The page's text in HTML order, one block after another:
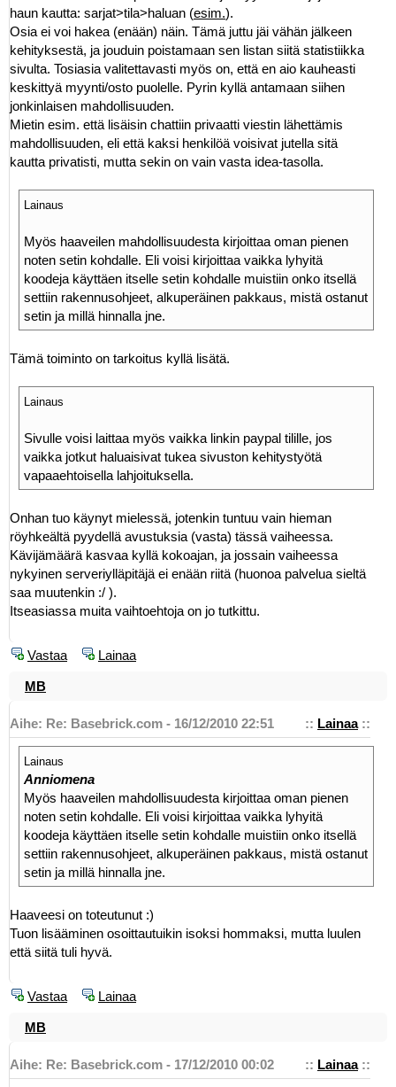
haun kautta: sarjat>tila>haluan (esim.).
Osia ei voi hakea (enään) näin. Tämä juttu jäi vähän jälkeen
kehityksestä, ja jouduin poistamaan sen listan siitä statistiikka
sivulta. Tosiasia valitettavasti myös on, että en aio kauheasti
keskittyä myynti/osto puolelle. Pyrin kyllä antamaan siihen
jonkinlaisen mahdollisuuden.
Mietin esim. että lisäisin chattiin privaatti viestin lähettämis
mahdollisuuden, eli että kaksi henkilöä voisivat jutella sitä
kautta privatisti, mutta sekin on vain vasta idea-tasolla.
Lainaus
Myös haaveilen mahdollisuudesta kirjoittaa oman pienen
noten setin kohdalle. Eli voisi kirjoittaa vaikka lyhyitä
koodeja käyttäen itselle setin kohdalle muistiin onko itsellä
settiin rakennusohjeet, alkuperäinen pakkaus, mistä ostanut
setin ja millä hinnalla jne.
Tämä toiminto on tarkoitus kyllä lisätä.
Lainaus
Sivulle voisi laittaa myös vaikka linkin paypal tilille, jos
vaikka jotkut haluaisivat tukea sivuston kehitystyötä
vapaaehtoisella lahjoituksella.
Onhan tuo käynyt mielessä, jotenkin tuntuu vain hieman
röyhkeältä pyydellä avustuksia (vasta) tässä vaiheessa.
Kävijämäärä kasvaa kyllä kokoajan, ja jossain vaiheessa
nykyinen serveriylläpitäjä ei enään riitä (huonoa palvelua sieltä
saa muutenkin :/ ).
Itseasiassa muita vaihtoehtoja on jo tutkittu.
Vastaa Lainaa
MB
:: Lainaa::
Aihe: Re: Basebrick.com - 16/12/2010 22:51
Lainaus
Anniomena
Myös haaveilen mahdollisuudesta kirjoittaa oman pienen
noten setin kohdalle. Eli voisi kirjoittaa vaikka lyhyitä
koodeja käyttäen itselle setin kohdalle muistiin onko itsellä
settiin rakennusohjeet, alkuperäinen pakkaus, mistä ostanut
setin ja millä hinnalla jne.
Haaveesi on toteutunut :)
Tuon lisääminen osoittautuikin isoksi hommaksi, mutta luulen
että siitä tuli hyvä.
Vastaa Lainaa
MB
:: Lainaa::
Aihe: Re: Basebrick.com - 17/12/2010 00:02